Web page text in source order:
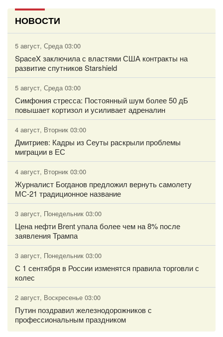
НОВОСТИ
5 август, Среда 03:00
SpaceX заключила с властями США контракты на
развитие спутников Starshield
5 август, Среда 03:00
Симфония стресса: Постоянный шум более 50 дБ
повышает кортизол и усиливает адреналин
4 август, Вторник 03:00
Дмитриев: Кадры из Сеуты раскрыли проблемы
миграции в ЕС
4 август, Вторник 03:00
Журналист Богданов предложил вернуть самолету
МС-21 традиционное название
3 август, Понедельник 03:00
Цена нефти Brent упала более чем на 8% после
заявления Трампа
3 август, Понедельник 03:00
С 1 сентября в России изменятся правила торговли с
колес
2 август, Воскресенье 03:00
Путин поздравил железнодорожников с
профессиональным праздником